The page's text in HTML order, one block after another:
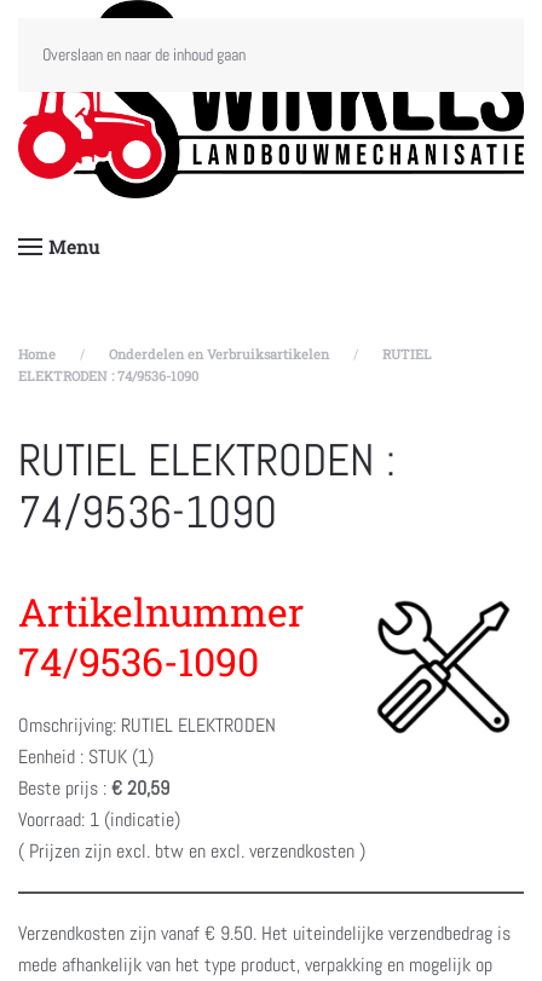
Overslaan en naar de inhoud gaan
Menu
Home Onderdelen en Verbruiksartikelen
RUTIEL
ELEKTRODEN : 74/9536-1090
RUTIEL ELEKTRODEN :
74/9536-1090
Artikelnummer
74/9536-1090
Omschrijving: RUTIEL ELEKTRODEN
Eenheid : STUK (1)
Beste prijs :€ 20,59
Voorraad: 1 (indicatie)
( Prijzen zijn excl. btw en excl. verzendkosten )
Verzendkosten zijn vanaf € 9.50. Het uiteindelijke verzendbedrag is
mede afhankelijk van het type product, verpakking en mogelijk op